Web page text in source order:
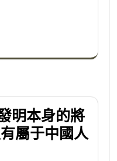
明本身的將
屬于中國人